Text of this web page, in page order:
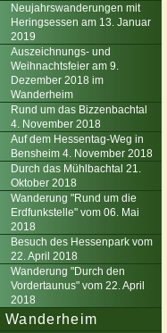
Neujahrswanderungen mit
Heringsessen am 13. Januar
2019
Auszeichnungs- und
Weihnachtsfeier am 9.
Dezember 2018 im
Wanderheim
Rund um das Bizzenbachtal
4. November 2018
Auf dem Hessentag-Weg in
Bensheim 4. November 2018
Durch das Mühlbachtal 21.
Oktober 2018
Wanderung "Rund um die
Erdfunkstelle" vom 06. Mai
2018
Besuch des Hessenpark vom
22. April 2018
Wanderung "Durch den
Vordertaunus" vom 22. April
2018
Wanderheim